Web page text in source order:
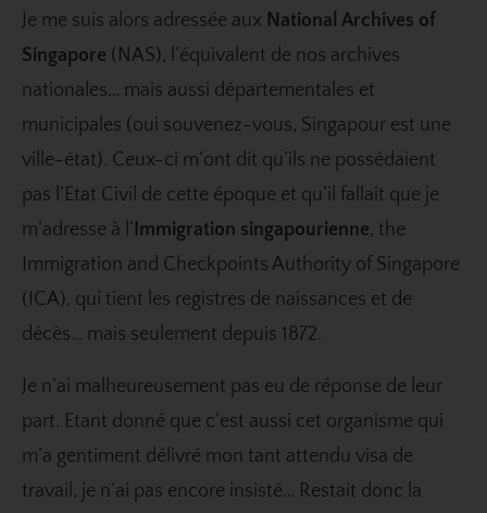
Je me suis alors adressée aux National Archives of
Singapore (NAS), l’équivalent de nos archives
nationales… mais aussi départementales et
municipales (oui souvenez-vous, Singapour est une
ville-état). Ceux-ci m’ont dit qu’ils ne possédaient
pas l’Etat Civil de cette époque et qu’il fallait que je
m’adresse à l’ Immigration singapourienne, the
Immigration and Checkpoints Authority of Singapore
(ICA), qui tient les registres de naissances et de
décès… mais seulement depuis 1872.
Je n’ai malheureusement pas eu de réponse de leur
part. Etant donné que c’est aussi cet organisme qui
m’a gentiment délivré mon tant attendu visa de
travail, je n’ai pas encore insisté… Restait donc la